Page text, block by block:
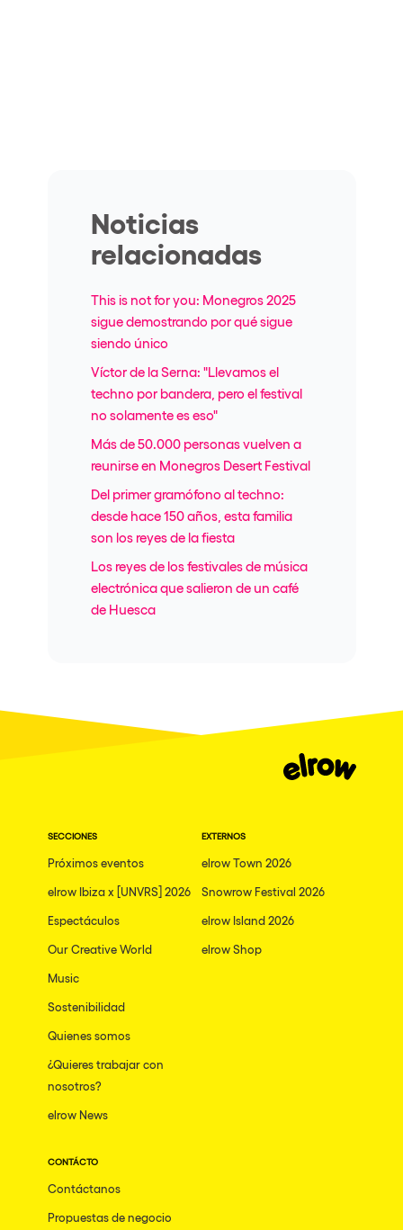
Noticias
relacionadas
This is not for you: Monegros 2025
sigue demostrando por qué sigue
siendo único
Víctor de la Serna: "Llevamos el
techno por bandera, pero el festival
no solamente es eso"
Más de 50.000 personas vuelven a
reunirse en Monegros Desert Festival
Del primer gramófono al techno:
desde hace 150 años, esta familia
son los reyes de la fiesta
Los reyes de los festivales de música
electrónica que salieron de un café
de Huesca
SECCIONES
Próximos eventos
elrow Ibiza x [UNVRS] 2026
Espectáculos
Our Creative World
Music
Sostenibilidad
Quienes somos
¿Quieres trabajar con
nosotros?
elrow News
EXTERNOS
elrow Town 2026
Snowrow Festival 2026
elrow Island 2026
elrow Shop
CONTÁCTO
Contáctanos
Propuestas de negocio